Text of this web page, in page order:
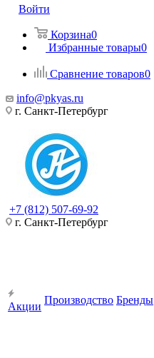
Войти
Корзина0
Избранные товары0
Сравнение товаров0
info@pkyas.ru
г. Санкт-Петербург
+7 (812) 507-69-92
г. Санкт-Петербург
Акции
Производство Бренды